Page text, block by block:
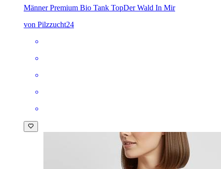
Männer Premium Bio Tank TopDer Wald In Mir
von Pilzzucht24